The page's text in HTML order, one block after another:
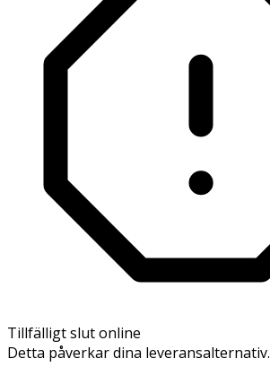
Tillfälligt slut online
Detta påverkar dina leveransalternativ.